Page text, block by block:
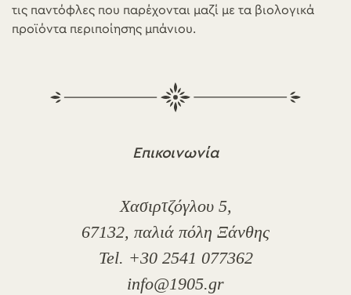
τις παντόφλες που παρέχονται μαζί με τα βιολογικά
προϊόντα περιποίησης μπάνιου.
Επικοινωνία
Χασιρτζόγλου 5,
67132, παλιά πόλη Ξάνθης
Tel. +30 2541 077362
info@1905.gr